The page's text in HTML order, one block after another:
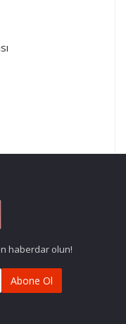
haberdar olun!
Abone Ol